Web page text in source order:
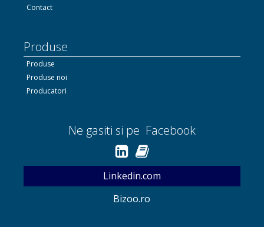
Contact
Produse
Produse
Produse noi
Producatori
Ne gasiti si pe Facebook
Linkedin.com
Bizoo.ro